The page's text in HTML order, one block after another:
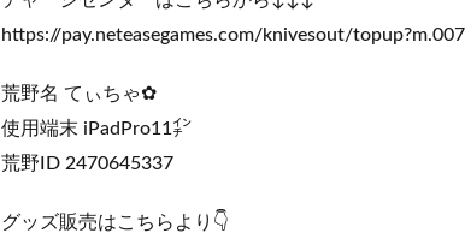
https://pay.neteasegames.com/knivesout/
荒野名 てぃちゃ✿
使用端末 iPadPro11㌅
荒野ID 2470645337
グッズ販売はこちらより👇